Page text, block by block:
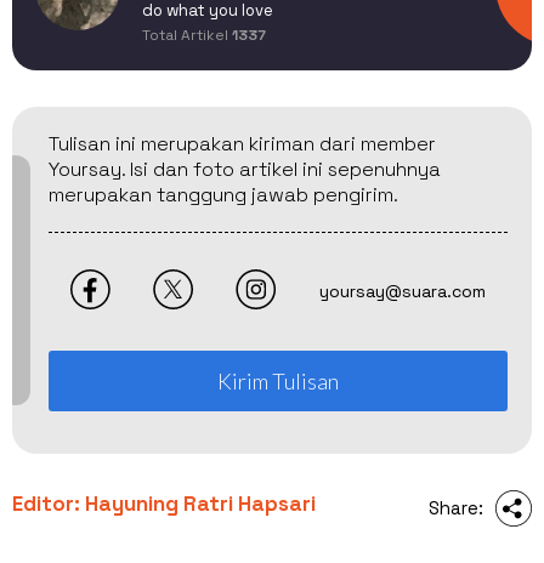
do what you love
Total Artikel 1337
Tulisan ini merupakan kiriman dari member
Yoursay. Isi dan foto artikel ini sepenuhnya
merupakan tanggung jawab pengirim.
yoursay@suara.com
Kirim Tulisan
Editor: Hayuning Ratri Hapsari Share: